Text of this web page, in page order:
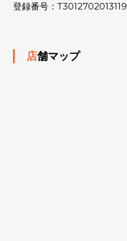
登録番号：T3012702013119
店舗マップ